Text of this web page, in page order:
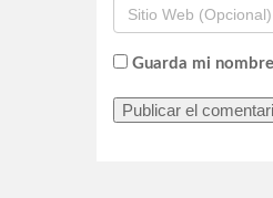
Guarda mi